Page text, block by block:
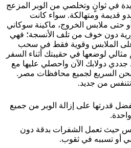
في ثوانٍ وتخلصي من الوبر المزعج
قديمة ومتهالكة. سواء كانت
حتى ملابس الخروج، ماكينة سوكاني
دون خوف من تلف الأنسجة؛ فهي
الملابس وقوية فقط في سحب
لوضعها في حقيبتك أثناء السفر
دولابك الآن واحصلي عليها مع
السريع لجميع محافظات مصر.
تتنفس من جديد.
قدرتها على إزالة الوبر من جميع
حيث تعمل الشفرات بدقة دون
أو تسببه في ثقوب.